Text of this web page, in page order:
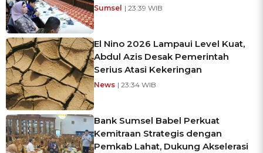
Sumsel | 23:39 WIB
El Nino 2026 Lampaui Level Kuat,
Abdul Azis Desak Pemerintah
Serius Atasi Kekeringan
News | 23:34 WIB
Bank Sumsel Babel Perkuat
Kemitraan Strategis dengan
Pemkab Lahat, Dukung Akselerasi